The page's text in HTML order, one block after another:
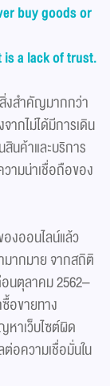
buy goods or
a lack of trust.
งสำคัญมากกว่า
ากไม่ได้มีการเดิน
นค้าและบริการ
วามน่าเชื่อถือของ
งออนไลน์แล้ว
ากมาย จากสถิติ
อนตุลาคม 2562–
อขายทาง
หาเว็บไซต์ผิด
อความเชื่อมั่นใน